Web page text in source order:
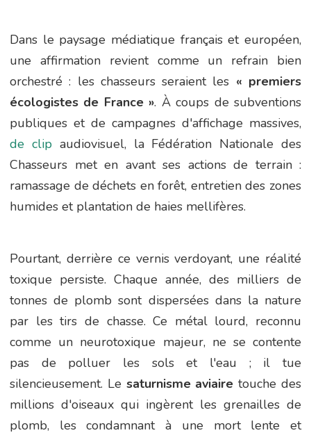
Dans le paysage médiatique français et européen,
une affirmation revient comme un refrain bien
orchestré : les chasseurs seraient les « premiers
écologistes de France ». À coups de subventions
publiques et de campagnes d'affichage massives,
de clipaudiovisuel, la Fédération Nationale des
Chasseurs met en avant ses actions de terrain :
ramassage de déchets en forêt, entretien des zones
humides et plantation de haies mellifères.
Pourtant, derrière ce vernis verdoyant, une réalité
toxique persiste. Chaque année, des milliers de
tonnes de plomb sont dispersées dans la nature
par les tirs de chasse. Ce métal lourd, reconnu
comme un neurotoxique majeur, ne se contente
pas de polluer les sols et l'eau ; il tue
silencieusement. Le saturnisme aviaire touche des
millions d'oiseaux qui ingèrent les grenailles de
plomb, les condamnant à une mort lente et